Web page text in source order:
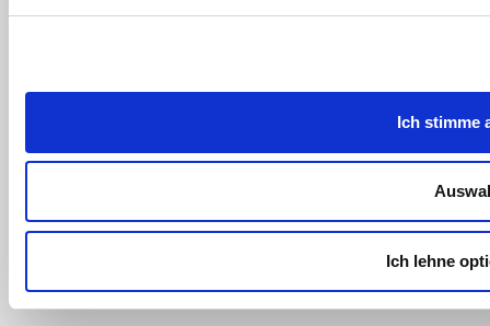
Ich stimme
Ich lehne